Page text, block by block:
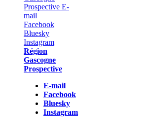
Région
Gascogne
Prospective
E-mail
Facebook
Bluesky
Instagram